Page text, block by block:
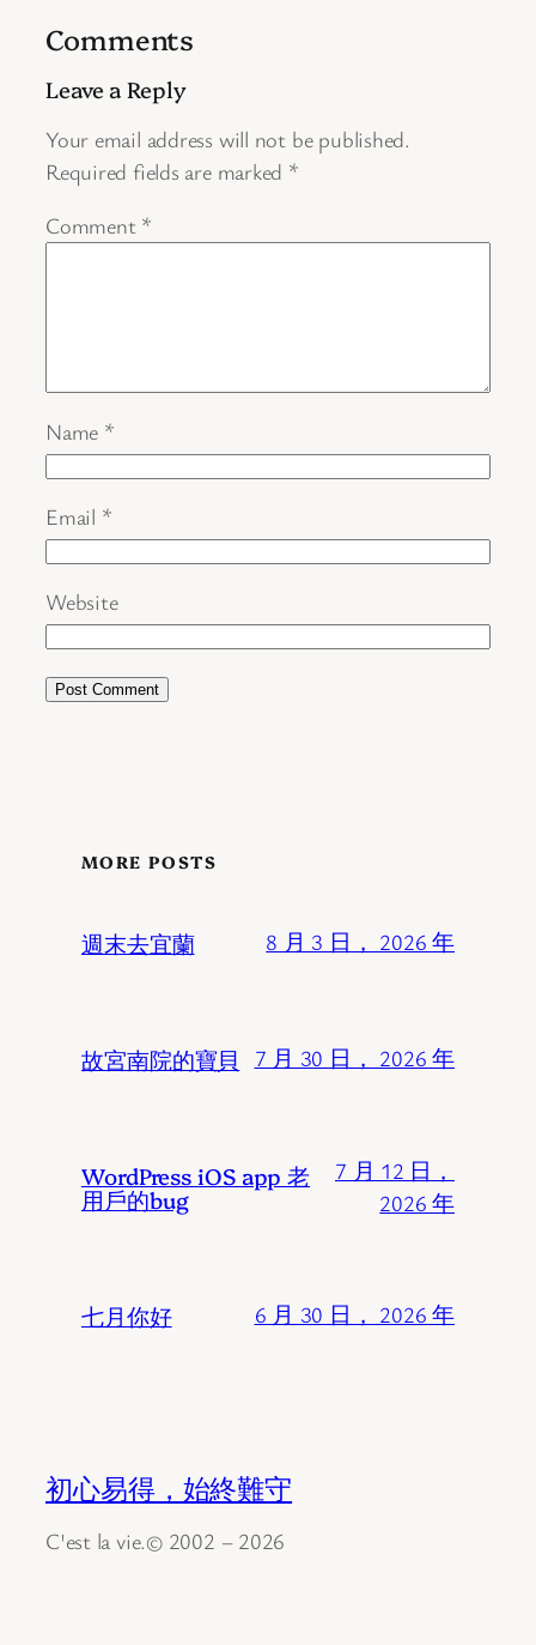
Comments
Leave a Reply
Your email address will not be published.
Required fields are marked *
Comment *
Name *
Email *
Website
MORE POSTS
週末去宜蘭 8 月 3 日， 2026 年
故宮南院的寶貝 7 月 30 日， 2026 年
WordPress iOS app 老
用戶的bug
7 月 12 日，
2026 年
七月你好 6 月 30 日， 2026 年
初心易得，始終難守
C'est la vie.© 2002 – 2026